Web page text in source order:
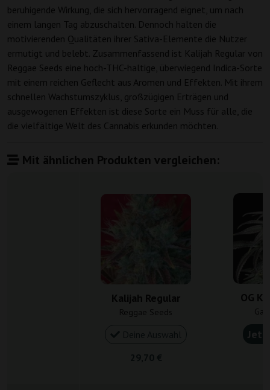
beruhigende Wirkung, die sich hervorragend eignet, um nach
einem langen Tag abzuschalten. Dennoch halten die
motivierenden Qualitäten ihrer Sativa-Elemente die Nutzer
ermutigt und belebt. Zusammenfassend ist Kalijah Regular von
Reggae Seeds eine hoch-THC-haltige, überwiegend Indica-Sorte
mit einem reichen Geflecht aus Aromen und Effekten. Mit ihrem
schnellen Wachstumszyklus, großzügigen Erträgen und
ausgewogenen Effekten ist diese Sorte ein Muss für alle, die
die vielfältige Welt des Cannabis erkunden möchten.
Mit ähnlichen Produkten vergleichen:
Kalijah Regular
Reggae Seeds
OG